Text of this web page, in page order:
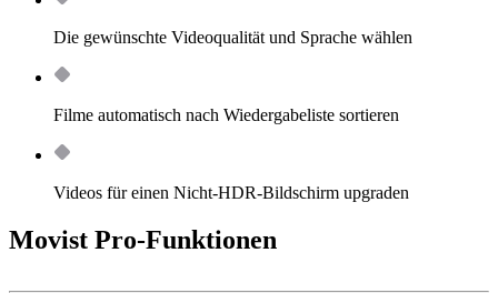
Die gewünschte Videoqualität und Sprache wählen
Filme automatisch nach Wiedergabeliste sortieren
Videos für einen Nicht-HDR-Bildschirm upgraden
Movist Pro-Funktionen